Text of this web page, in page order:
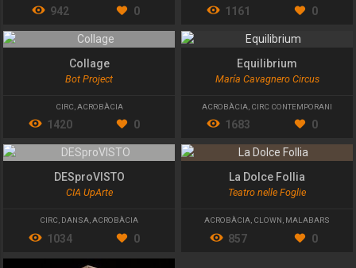
942 0 1161 0
Collage
Bot Project
CIRC ACROBÀCIA
1420 0
Equilibrium
María Cavagnero Circus
ACROBÀCIA CIRC CONTEMPORANI
1683 0
DESproVISTO
CIA UpArte
CIRC, DANSA,ACROBÀCIA
1034 0
La Dolce Follia
Teatro nelle Foglie
ACROBÀCIA, CLOWN, MALABARS
857 0